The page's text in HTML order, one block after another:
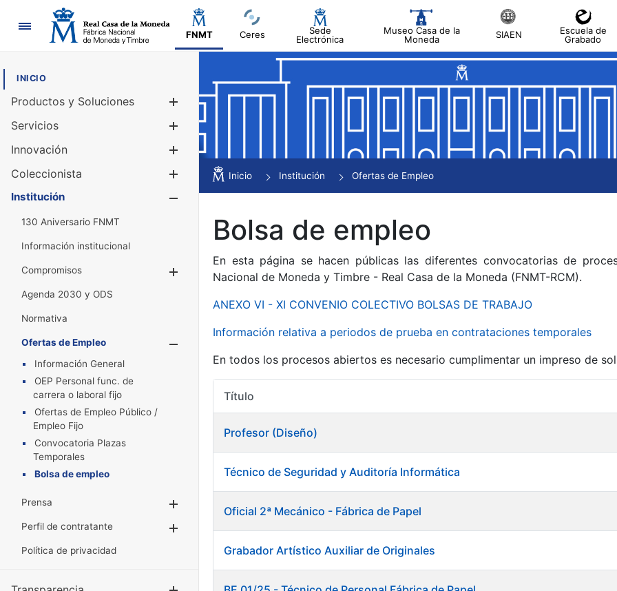
Navegación
FNMT Ceres
Sede
Electrónica
Museo Casa de la
Moneda
SIAEN
Escuela de
Grabado
INICIO
Productos y Soluciones
Mostrar/Ocultar
Servicios
Innovación
Coleccionista
Mostrar/Ocultar
Institución
130 Aniversario FNMT
Información institucional
Compromisos
Mostrar/Ocultar
Agenda 2030 y ODS
Normativa
Ofertas de Empleo
Información General
OEP Personal func. de
carrera o laboral fijo
Ofertas de Empleo Público /
Empleo Fijo
Convocatoria Plazas
Temporales
Bolsa de empleo
Prensa
Mostrar/Ocultar
Perfil de contratante
Política de privacidad
Inicio Institución Ofertas de Empleo
Bolsa de empleo
En esta página se hacen públicas las diferentes convocatorias de
Nacional de Moneda y Timbre - Real Casa de la Moneda (FNMT-RCM).
ANEXO VI - XI CONVENIO COLECTIVO BOLSAS DE TRABAJO
Información relativa a periodos de prueba en contrataciones temporales
En todos los procesos abiertos es necesario cumplimentar un impreso de
Título
Profesor (Diseño)
Técnico de Seguridad y Auditoría Informática
Oficial 2ª Mecánico - Fábrica de Papel
Grabador Artístico Auxiliar de Originales